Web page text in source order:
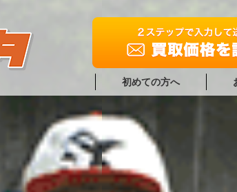
初めての方へ